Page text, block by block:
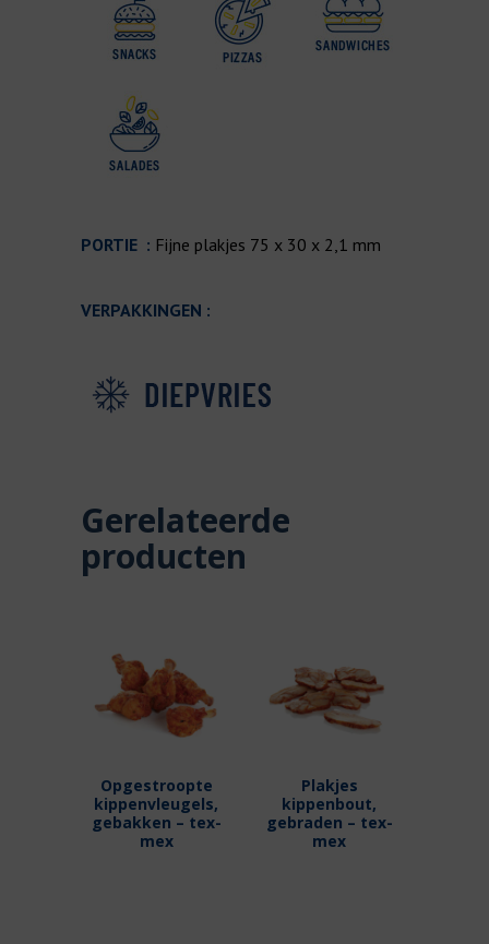
PORTIE : Fijne plakjes 75 x 30 x 2,1 mm
VERPAKKINGEN :
Gerelateerde
producten
Opgestroopte
kippenvleugels,
gebakken – tex-
mex
Plakjes
kippenbout,
gebraden – tex-
mex